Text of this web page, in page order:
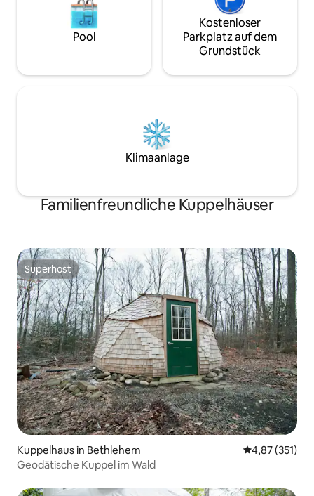
Pool
Kostenloser
Parkplatz auf dem
Grundstück
Klimaanlage
Familienfreundliche Kuppelhäuser
Superhost
Superhost
Kuppelhaus in Bethlehem
4,87 (351)
Geodätische Kuppel im Wald